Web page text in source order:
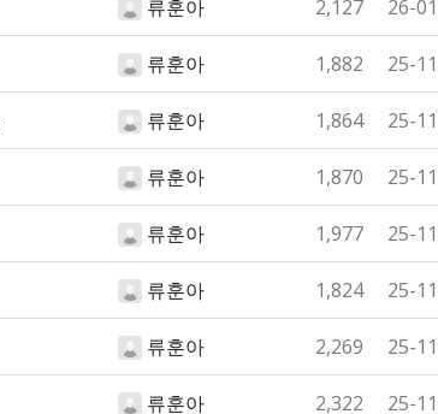
류훈아 2,127 26-
류훈아 1,882 25-
류훈아 1,864 25-
류훈아 1,870 25-
류훈아 1,977 25-
류훈아 1,824 25-
류훈아 2,269 25-
류훈아 2,322 25-